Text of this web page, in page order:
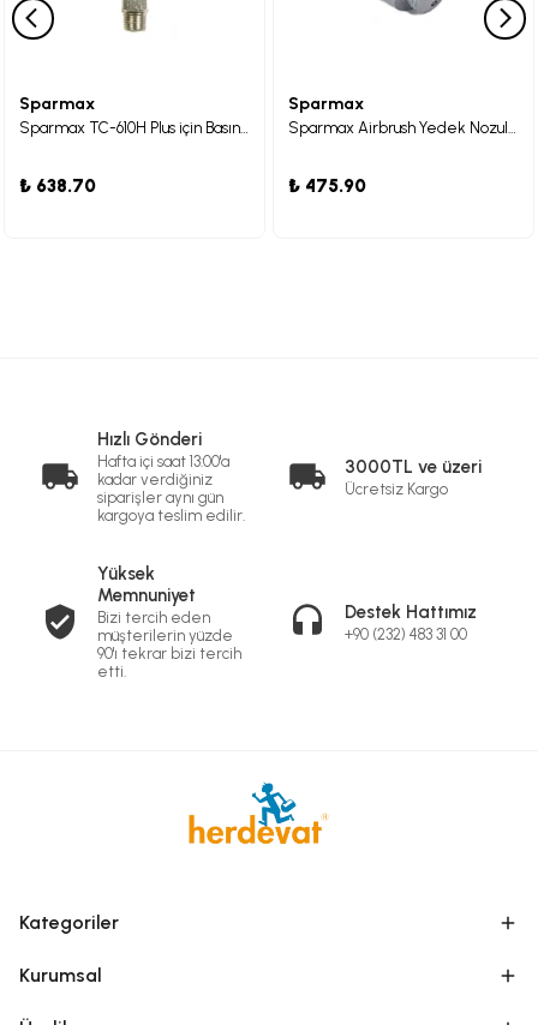
Sparmax
Sparmax TC-610H Plus için Basınç Göstergesi
₺ 638.70
Sparmax
Sparmax Airbrush Yedek Nozul Başlığı SP-35
₺ 475.90
Hızlı Gönderi
Hafta içi saat 13:00'a
kadar verdiğiniz
siparişler aynı gün
kargoya teslim edilir.
3000TL ve üzeri
Ücretsiz Kargo
Yüksek
Memnuniyet
Bizi tercih eden
müşterilerin yüzde
90'ı tekrar bizi tercih
etti.
Destek Hattımız
+90 (232) 483 31 00
Kategoriler
Kurumsal